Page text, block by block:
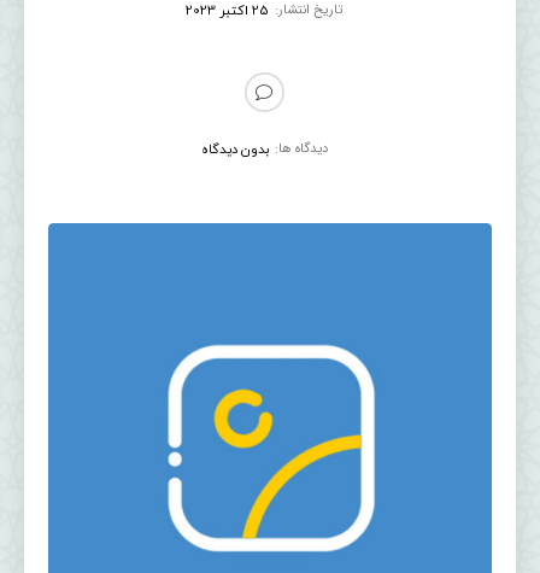
تاریخ انتشار: 25 اکتبر 2023
دیدگاه ها: بدون دیدگاه